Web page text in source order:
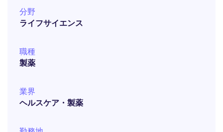
分野
ライフサイエンス
職種
製薬
業界
ヘルスケア・製薬